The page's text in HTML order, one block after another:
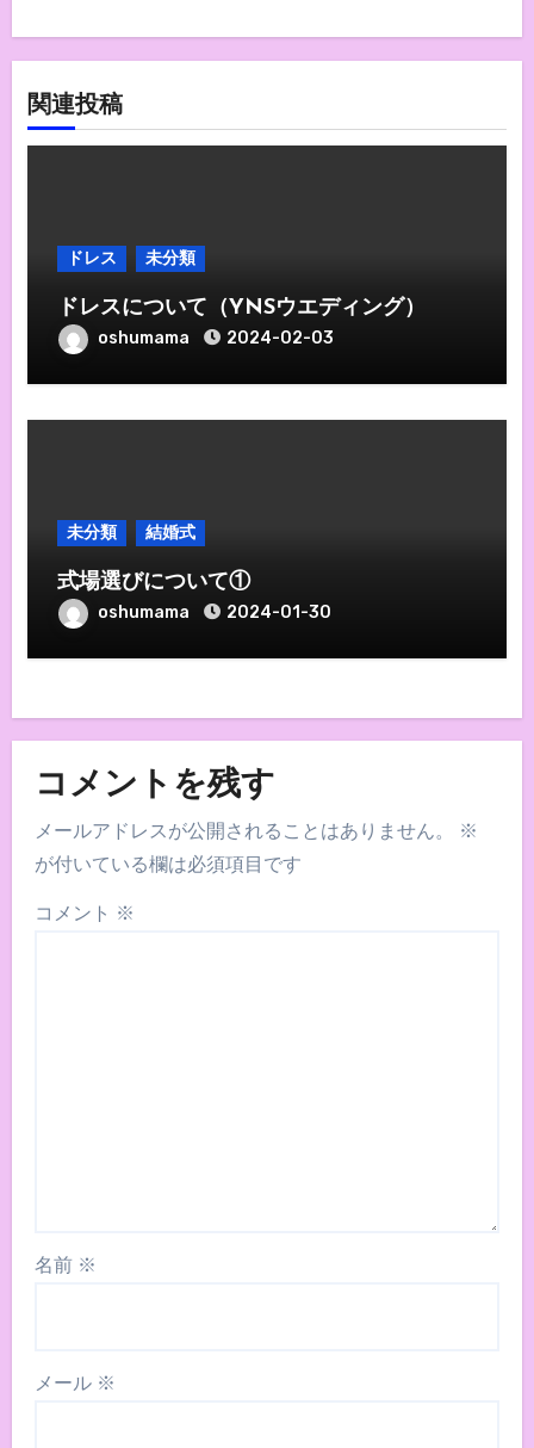
ン
関連投稿
ドレス 未分類
ドレスについて（YNSウエディング）
oshumama 2024-02-03
未分類 結婚式
式場選びについて①
oshumama 2024-01-30
コメントを残す
メールアドレスが公開されることはありません。
※
が付いている欄は必須項目です
コメント ※
名前 ※
メール ※